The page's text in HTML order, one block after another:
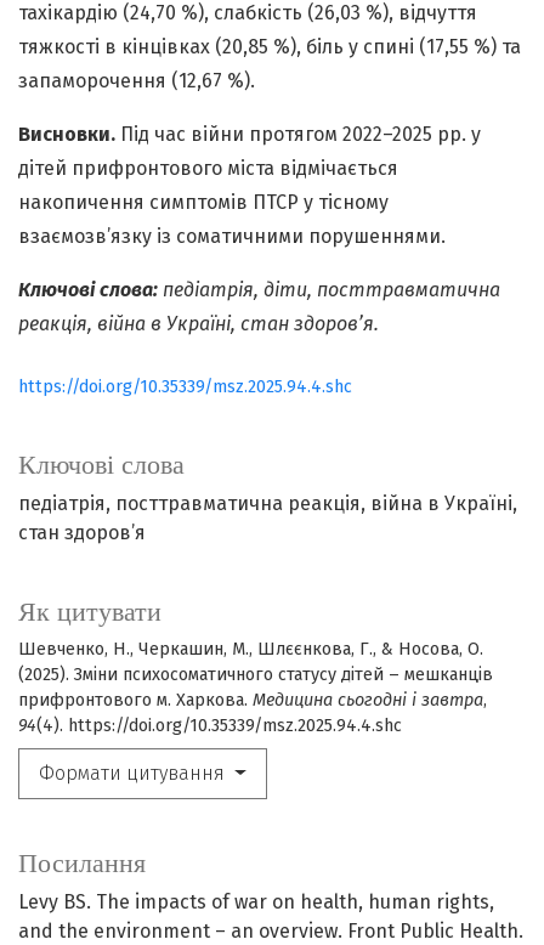
Ключові слова
педіатрія посттравматична реакція
війна в Україні
стан здоров’я
Як цитувати
Шевченко, Н., Черкашин, М., Шлєєнкова, Г., & Носова, О.
(2025). Зміни психосоматичного статусу дітей – мешканців
прифронтового м. Харкова. Медицина сьогодні і завтра,
94(4). https://doi.org/10.35339/msz.2025.94.4.shc
Формати цитування
тахікардію (24,70 %), слабкість (26,03 %), відчуття
тяжкості в кінцівках (20,85 %), біль у спині (17,55 %) та
запаморочення (12,67 %).
Висновки. Під час війни протягом 2022–2025 рр. у
дітей прифронтового міста відмічається
накопичення симптомів ПТСР у тісному
взаємозв’язку із соматичними порушеннями.
Ключові слова: педіатрія, діти, посттравматична
реакція, війна в Україні, стан здоров’я.
https://doi.org/10.35339/msz.2025.94.4.shc
Посилання
Levy BS. The impacts of war on health, human rights,
and the environment – an overview. Front Public Health.